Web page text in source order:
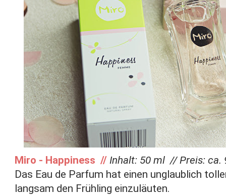
Miro - Happiness //Inhalt: 50 ml // Preis: ca.
Das Eau de Parfum hat einen unglaublich
langsam den Frühling einzuläuten.